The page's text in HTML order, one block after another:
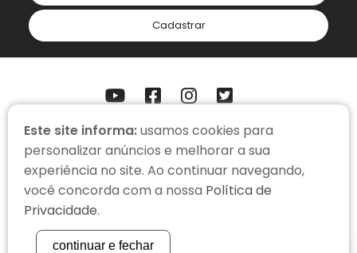
Cadastrar
ONDE ESTAMOS
Somos uma organização virtual, com colaboradores em home
office.
contato@cacadorderecompensas.org.br
(51) 3334-3366
Este site informa:usamos cookies para
personalizar anúncios e melhorar a sua
experiência no site. Ao continuar navegando,
você concorda com a nossa Política de
Privacidade.
continuar e fechar